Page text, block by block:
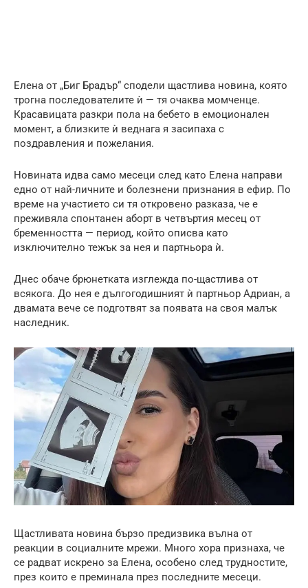
Елена от „Биг Брадър“ сподели щастлива новина, която
трогна последователите ѝ — тя очаква момченце.
Красавицата разкри пола на бебето в емоционален
момент, а близките ѝ веднага я засипаха с
поздравления и пожелания.
Новината идва само месеци след като Елена направи
едно от най-личните и болезнени признания в ефир. По
време на участието си тя откровено разказа, че е
преживяла спонтанен аборт в четвъртия месец от
бременността — период, който описва като
изключително тежък за нея и партньора ѝ.
Днес обаче брюнетката изглежда по-щастлива от
всякога. До нея е дългогодишният ѝ партньор Адриан, а
двамата вече се подготвят за появата на своя малък
наследник.
Щастливата новина бързо предизвика вълна от
реакции в социалните мрежи. Много хора признаха, че
се радват искрено за Елена, особено след трудностите,
през които е преминала през последните месеци.